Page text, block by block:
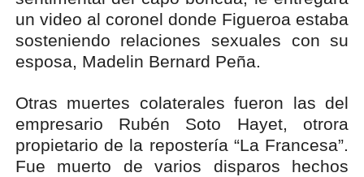
un video al coronel donde Figueroa estaba
sosteniendo relaciones sexuales con su
esposa, Madelin Bernard Peña.
Otras muertes colaterales fueron las del
empresario Rubén Soto Hayet, otrora
propietario de la repostería “La Francesa”.
Fue muerto de varios disparos hechos